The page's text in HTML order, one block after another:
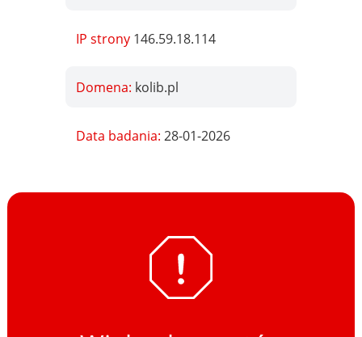
IP strony 146.59.18.114
Domena: kolib.pl
Data badania:28-01-2026